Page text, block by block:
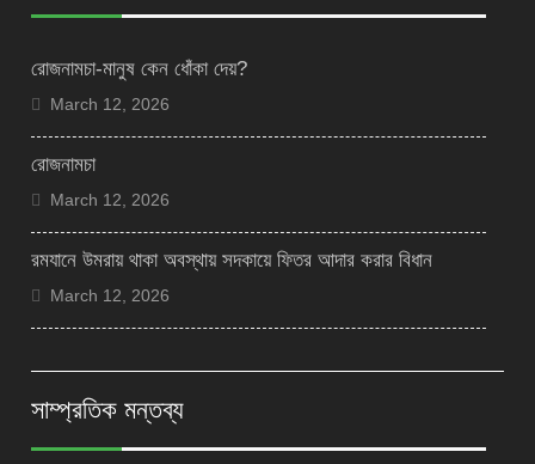
রোজনামচা-মানুষ কেন ধোঁকা দেয়?
March 12, 2026
রোজনামচা
March 12, 2026
রমযানে উমরায় থাকা অবস্থায় সদকায়ে ফিতর আদার করার বিধান
March 12, 2026
সাম্প্রতিক মন্তব্য